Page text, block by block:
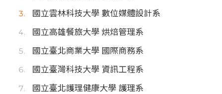
國立雲林科技大學 數位媒體設計系
國立高雄餐旅大學 烘焙管理系
國立臺北商業大學 國際商務系
國立臺灣科技大學 資訊工程系
國立臺北護理健康大學 護理系